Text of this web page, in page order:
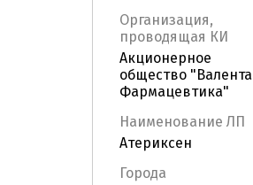
Организация,
проводящая КИ
Акционерное
общество "Валента
Фармацевтика"
Наименование ЛП
Атериксен
Города